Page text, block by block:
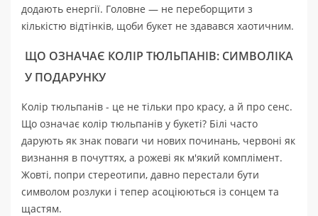
додають енергії. Головне — не переборщити з
кількістю відтінків, щоби букет не здавався хаотичним.
ЩО ОЗНАЧАЄ КОЛІР ТЮЛЬПАНІВ: СИМВОЛІКА
У ПОДАРУНКУ
Колір тюльпанів - це не тільки про красу, а й про сенс.
Що означає колір тюльпанів у букеті? Білі часто
дарують як знак поваги чи нових починань, червоні як
визнання в почуттях, а рожеві як м'який комплімент.
Жовті, попри стереотипи, давно перестали бути
символом розлуки і тепер асоціюються із сонцем та
щастям.